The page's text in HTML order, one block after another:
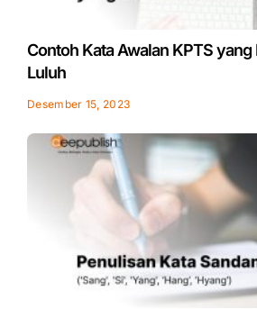
Contoh Kata Awalan KPTS
Luluh
Desember 15, 2023